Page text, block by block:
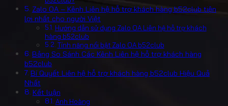
Zalo OA – Kênh Liên hệ hỗ trợ khách hàng b52club tiện
lợi nhất cho người Việt
Hướng dẫn sử dụng Zalo OA Liên hệ hỗ trợ khách
hàng b52club
Tính năng nổi bật Zalo OA b52club
Bảng So Sánh Các Kênh Liên hệ hỗ trợ khách hàng
b52club
Bí Quyết Liên hệ hỗ trợ khách hàng b52club Hiệu Quả
Nhất
Kết luận
Anh Hoàng